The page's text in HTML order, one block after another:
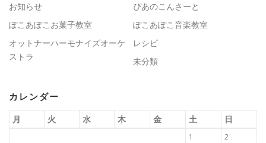
お知らせ
ぴあのこんさーと
ぽこあぽこお菓子教室
ぽこあぽこ音楽教室
オットナーハーモナイズオーケ
ストラ
レシピ
未分類
カレンダー
月 火 水 木 金 土 日
1
2